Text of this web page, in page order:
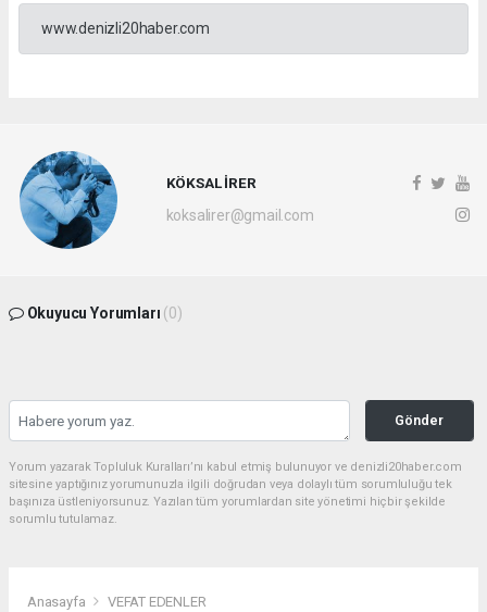
www.denizli20haber.com
KÖKSAL İRER
koksalirer@gmail.com
Okuyucu Yorumları (0)
Gönder
Yorum yazarak Topluluk Kuralları’nı kabul etmiş bulunuyor ve denizli20haber.com
sitesine yaptığınız yorumunuzla ilgili doğrudan veya dolaylı tüm sorumluluğu tek
başınıza üstleniyorsunuz. Yazılan tüm yorumlardan site yönetimi hiçbir şekilde
sorumlu tutulamaz.
Anasayfa VEFAT EDENLER